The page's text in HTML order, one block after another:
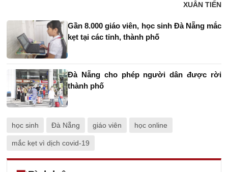
XUÂN TIẾN
Gần 8.000 giáo viên, học sinh Đà Nẵng mắc
kẹt tại các tỉnh, thành phố
Đà Nẵng cho phép người dân được rời
thành phố
học sinh Đà Nẵng giáo viên học online
mắc kẹt vì dịch covid-19